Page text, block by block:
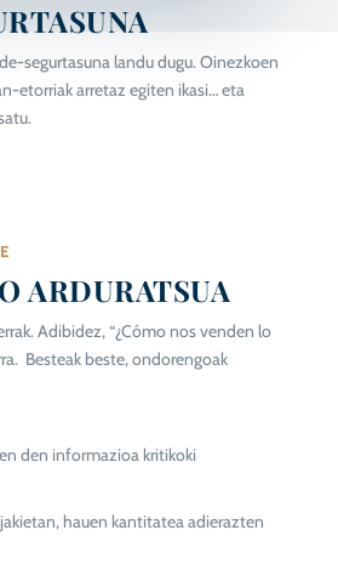
segurtasuna landu dugu. Oinezkoen
etorriak arretaz egiten ikasi… eta
ARDURATSUA
Adibidez, “¿Cómo nos venden lo
Besteak beste, ondorengoak
den informazioa kritikoki
hauen kantitatea adierazten